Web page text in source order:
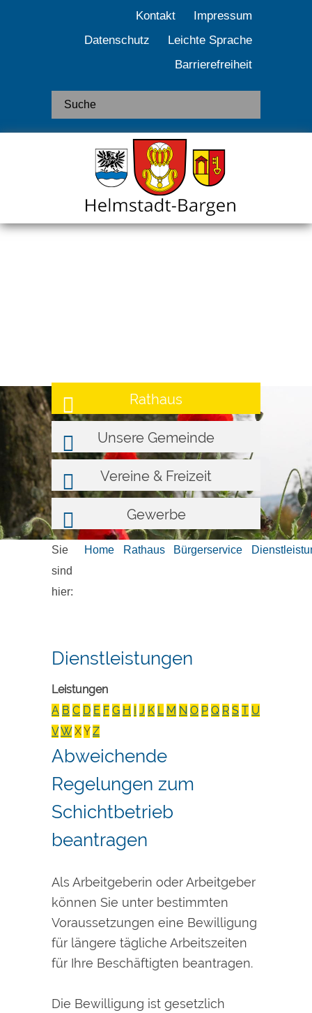
Kontakt
Impressum
Datenschutz
Leichte Sprache
Barrierefreiheit
Rathaus
Unsere Gemeinde
Vereine & Freizeit
Gewerbe
Sie
sind
hier:
Home Rathaus Bürgerservice
Dienstleistungen
Leistungen
A B C D E F G H I J K L M N O P Q R S T U
VW XY Z
Abweichende
Regelungen zum
Schichtbetrieb
beantragen
Als Arbeitgeberin oder Arbeitgeber
können Sie unter bestimmten
Voraussetzungen eine Bewilligung
für längere tägliche Arbeitszeiten
für Ihre Beschäftigten beantragen.
Die Bewilligung ist gesetzlich